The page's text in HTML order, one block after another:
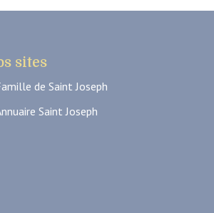
sites
de Saint Joseph
Saint Joseph